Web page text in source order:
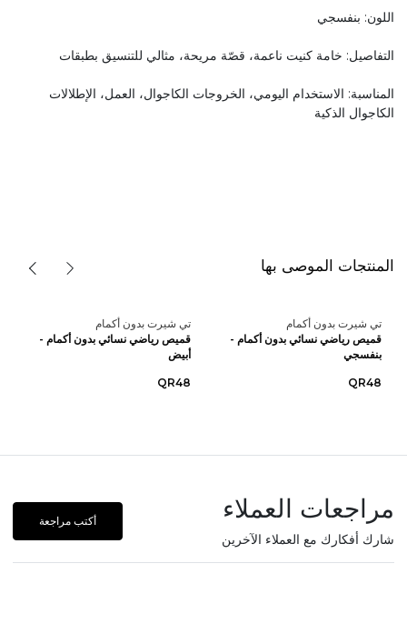
اللون: بنفسجي
التفاصيل: خامة كنيت ناعمة، قصّة مريحة، مثالي للتنسيق بطبقات
المناسبة: الاستخدام اليومي، الخروجات الكاجوال، العمل، الإطلالات
الكاجوال الذكية
المنتجات الموصى بها
تي شيرت بدون أكمام
قميص رياضي نسائي بدون أكمام -
بنفسجي
QR48
تي شيرت بدون أكمام
قميص رياضي نسائي بدون أكمام -
أبيض
QR48
مراجعات العملاء
شارك أفكارك مع العملاء الآخرين
أكتب مراجعة